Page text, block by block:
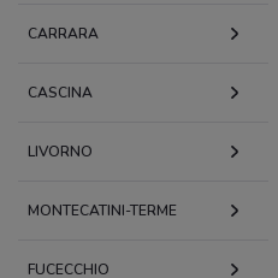
CARRARA
CASCINA
LIVORNO
MONTECATINI-TERME
FUCECCHIO